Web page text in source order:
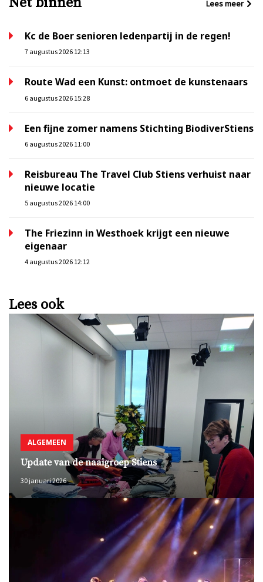
Lees meer
Kc de Boer senioren ledenpartij in de regen!
7 augustus 2026 12:13
Route Wad een Kunst: ontmoet de kunstenaars
6 augustus 2026 15:28
Een fijne zomer namens Stichting BiodiverStiens
6 augustus 2026 11:00
Reisbureau The Travel Club Stiens verhuist naar
nieuwe locatie
5 augustus 2026 14:00
The Friezinn in Westhoek krijgt een nieuwe
eigenaar
4 augustus 2026 12:12
Lees ook
ALGEMEEN
Update van de naaigroep Stiens
30 januari 2026